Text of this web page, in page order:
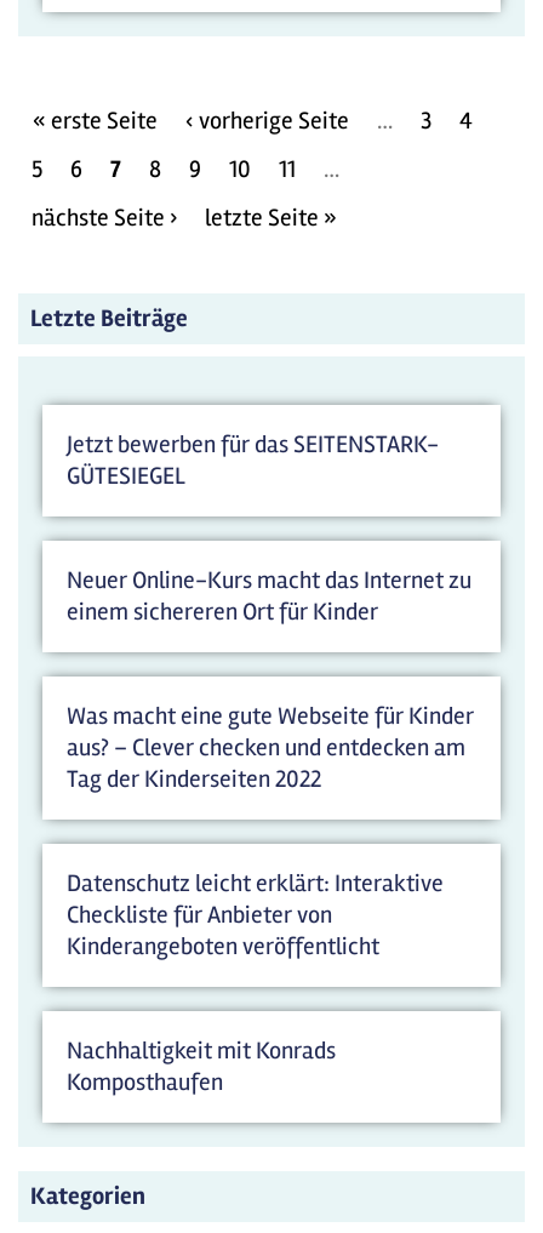
« erste Seite ‹ vorherige Seite … 3
4
5
6 7 8 9 10 11
…
nächste Seite ›
letzte Seite »
Letzte Beiträge
Jetzt bewerben für das SEITENSTARK-
GÜTESIEGEL
Neuer Online-Kurs macht das Internet zu
einem sichereren Ort für Kinder
Was macht eine gute Webseite für Kinder
aus? – Clever checken und entdecken am
Tag der Kinderseiten 2022
Datenschutz leicht erklärt: Interaktive
Checkliste für Anbieter von
Kinderangeboten veröffentlicht
Nachhaltigkeit mit Konrads
Komposthaufen
Kategorien